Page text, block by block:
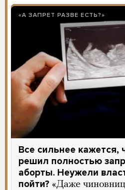
«А ЗАПРЕТ РАЗВЕ ЕСТЬ?»
Все сильнее кажется,
решил полностью
аборты. Неужели
пойти? «Даже